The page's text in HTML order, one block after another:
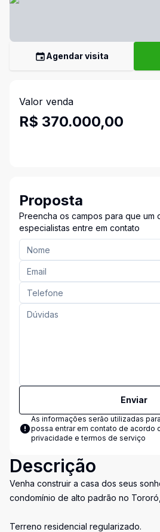
Agendar visita
Valor venda
R$ 370.000,00
Proposta
Preencha os campos para que um
especialistas entre em contato
Enviar
As informações serão utilizadas
possa entrar em contato de acordo
privacidade e termos de serviço
Descrição
Venha construir a casa dos seus
condomínio de alto padrão no
Terreno residencial regularizado.